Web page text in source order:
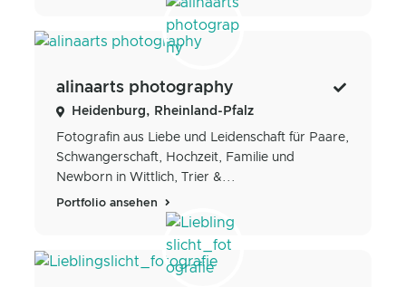
alinaarts photography
Heidenburg, Rheinland-Pfalz
Fotografin aus Liebe und Leidenschaft für Paare,
Schwangerschaft, Hochzeit, Familie und
Newborn in Wittlich, Trier &...
Portfolio ansehen